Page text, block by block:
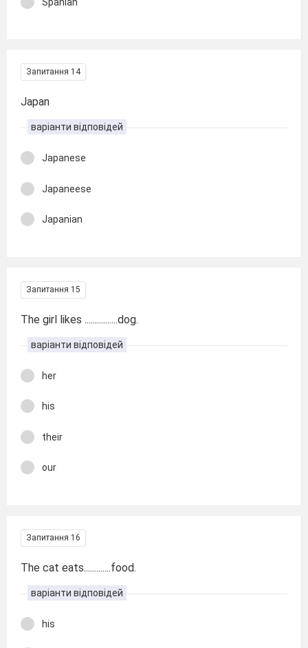
Запитання 14
Japan
варіанти відповідей
Japanese
Japaneese
Japanian
Запитання 15
The girl likes ................dog.
варіанти відповідей
her
his
their
our
Запитання 16
The cat eats.............food.
варіанти відповідей
his